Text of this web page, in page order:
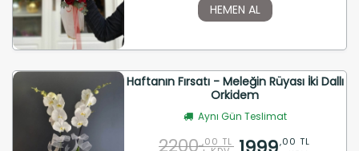
HEMEN AL
Haftanın Fırsatı - Meleğin Rüyası İki Dallı
Orkidem
Aynı Gün Teslimat
2200 ,00 TL
,00 TL